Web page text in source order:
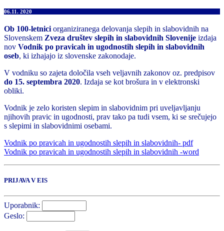
06.11. 2020
Ob 100-letnici organiziranega delovanja slepih in slabovidnih na
Slovenskem Zveza društev slepih in slabovidnih Slovenije izdaja
nov Vodnik po pravicah in ugodnostih slepih in slabovidnih
oseb, ki izhajajo iz slovenske zakonodaje.
V vodniku so zajeta določila vseh veljavnih zakonov oz. predpisov
do 15. septembra 2020. Izdaja se kot brošura in v elektronski
obliki.
Vodnik je zelo koristen slepim in slabovidnim pri uveljavljanju
njihovih pravic in ugodnosti, prav tako pa tudi vsem, ki se srečujejo
s slepimi in slabovidnimi osebami.
Vodnik po pravicah in ugodnostih slepih in slabovidnih- pdf
Vodnik po pravicah in ugodnostih slepih in slabovidnih -word
PRIJAVA V EIS
Uporabnik:
Geslo: